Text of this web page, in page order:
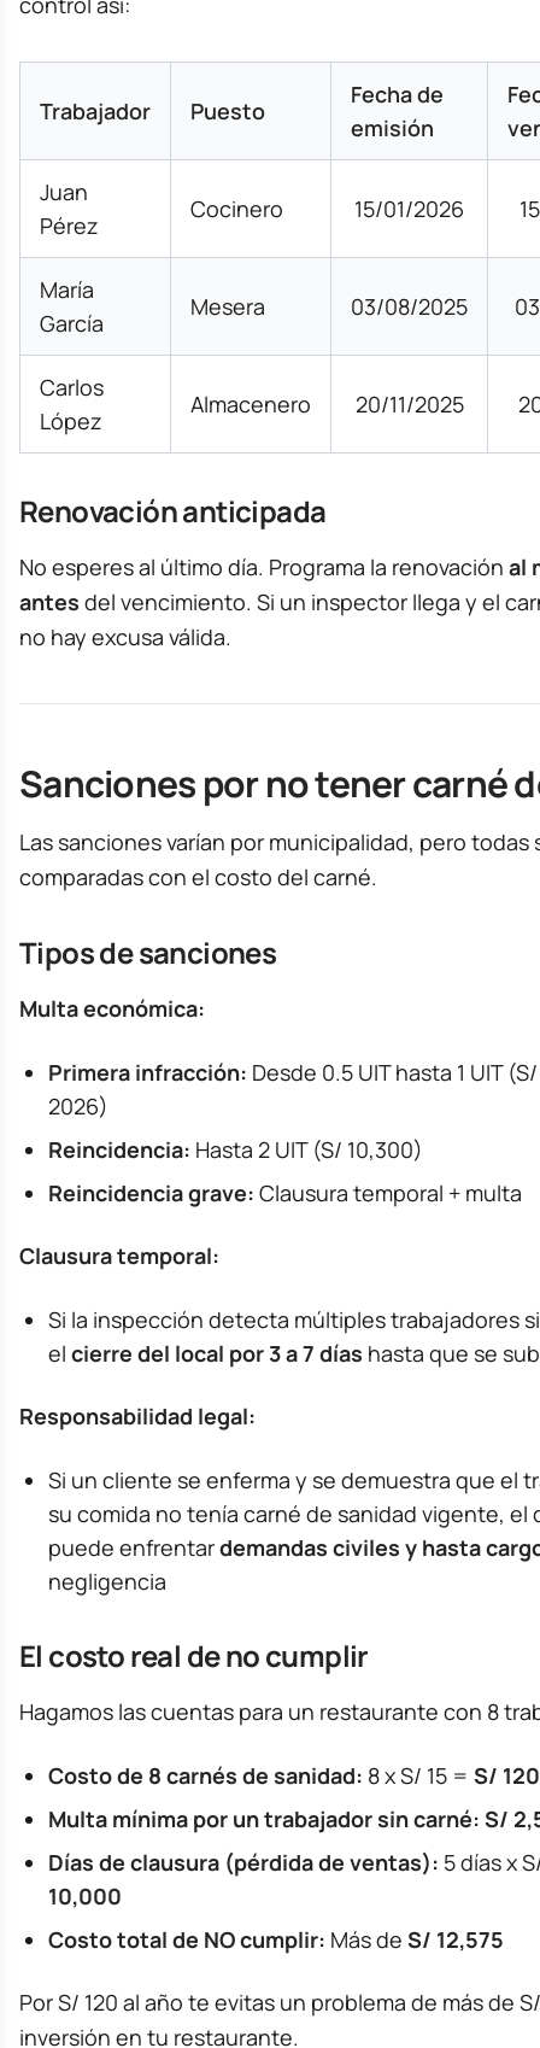
Trabajador Puesto
Fecha de
emisión
Juan
Pérez
Cocinero 15/01/2026
María
García
Mesera 03/08/2025
Carlos
López
Almacenero 20/11/2025
Renovación anticipada
No esperes al último día. Programa la renovación al
antes del vencimiento. Si un inspector llega y el
no hay excusa válida.
Sanciones por no tener carné
Las sanciones varían por municipalidad, pero todas
comparadas con el costo del carné.
Tipos de sanciones
Multa económica:
Primera infracción: Desde 0.5 UIT hasta 1 UIT
2026)
Reincidencia: Hasta 2 UIT (S/ 10,300)
Reincidencia grave: Clausura temporal + multa
Clausura temporal:
Si la inspección detecta múltiples trabajadores
el cierre del local por 3 a 7 días hasta que se
Responsabilidad legal:
Si un cliente se enferma y se demuestra que el
su comida no tenía carné de sanidad vigente,
puede enfrentardemandas civiles y hasta
negligencia
El costo real de no cumplir
Hagamos las cuentas para un restaurante con 8
Costo de 8 carnés de sanidad: 8 x S/ 15 = S/
Multa mínima por un trabajador sin carné: S/
Días de clausura (pérdida de ventas): 5 días x
10,000
Costo total de NO cumplir: Más de S/ 12,575
Por S/ 120 al año te evitas un problema de más de
inversión en tu restaurante.